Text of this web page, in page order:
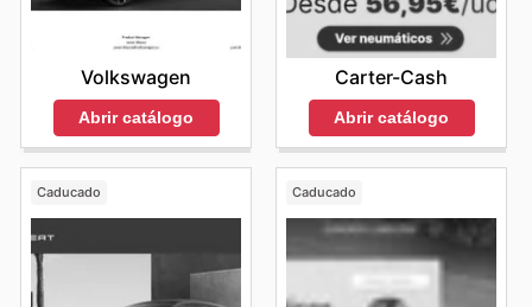
Volkswagen
Abrir catálogo
Carter-Cash
Abrir catálogo
Caducado Caducado